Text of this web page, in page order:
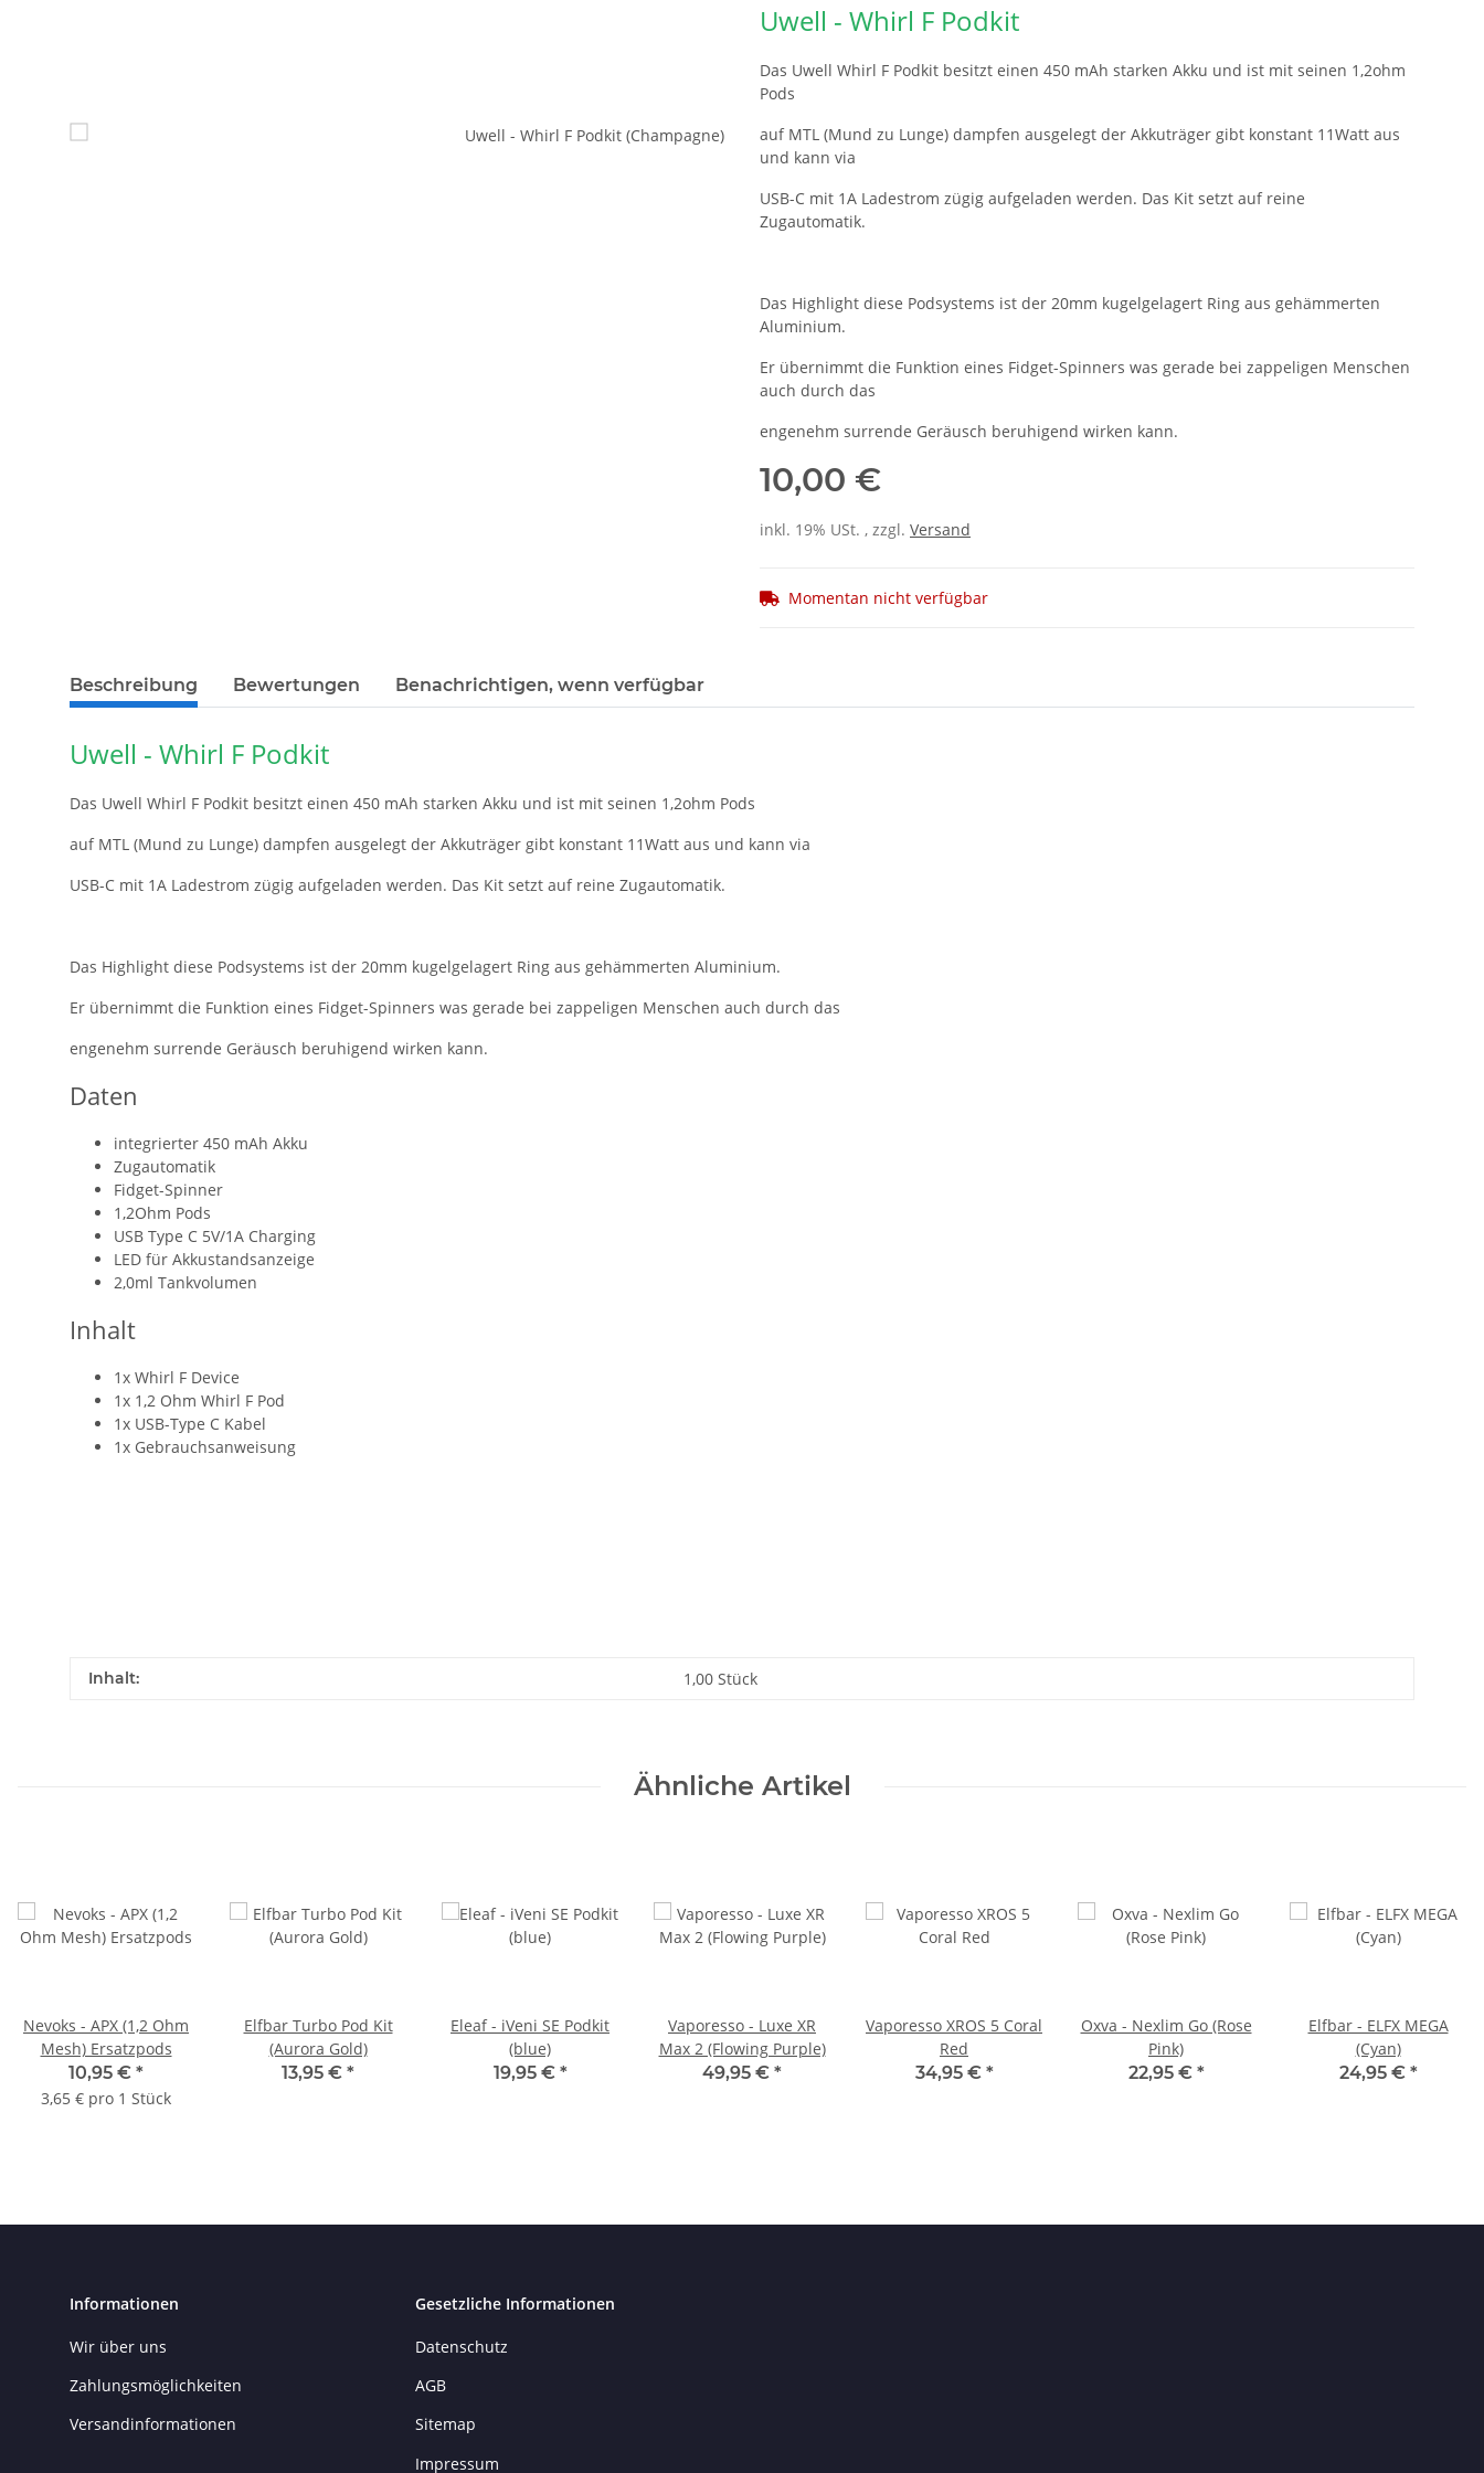
Uwell - Whirl F Podkit
Das Uwell Whirl F Podkit besitzt einen 450 mAh starken Akku und ist mit seinen 1,2ohm
Pods
auf MTL (Mund zu Lunge) dampfen ausgelegt der Akkuträger gibt konstant 11Watt aus
und kann via
USB-C mit 1A Ladestrom zügig aufgeladen werden. Das Kit setzt auf reine
Zugautomatik.
Das Highlight diese Podsystems ist der 20mm kugelgelagert Ring aus gehämmerten
Aluminium.
Er übernimmt die Funktion eines Fidget-Spinners was gerade bei zappeligen Menschen
auch durch das
engenehm surrende Geräusch beruhigend wirken kann.
10,00 €
inkl. 19% USt. , zzgl. Versand
Momentan nicht verfügbar
Beschreibung Bewertungen Benachrichtigen, wenn verfügbar
Uwell - Whirl F Podkit
Das Uwell Whirl F Podkit besitzt einen 450 mAh starken Akku und ist mit seinen 1,2ohm Pods
auf MTL (Mund zu Lunge) dampfen ausgelegt der Akkuträger gibt konstant 11Watt aus und kann via
USB-C mit 1A Ladestrom zügig aufgeladen werden. Das Kit setzt auf reine Zugautomatik.
Das Highlight diese Podsystems ist der 20mm kugelgelagert Ring aus gehämmerten Aluminium.
Er übernimmt die Funktion eines Fidget-Spinners was gerade bei zappeligen Menschen auch durch das
engenehm surrende Geräusch beruhigend wirken kann.
Daten
integrierter 450 mAh Akku
Zugautomatik
Fidget-Spinner
1,2Ohm Pods
USB Type C 5V/1A Charging
LED für Akkustandsanzeige
2,0ml Tankvolumen
Inhalt
1x Whirl F Device
1x 1,2 Ohm Whirl F Pod
1x USB-Type C Kabel
1x Gebrauchsanweisung
Inhalt: 1,00 Stück
Ähnliche Artikel
Nevoks - APX (1,2 Ohm
Mesh) Ersatzpods
10,95 € *
3,65 € pro 1 Stück
Elfbar Turbo Pod Kit
(Aurora Gold)
13,95 € *
Eleaf - iVeni SE Podkit
(blue)
19,95 € *
Vaporesso - Luxe XR
Max 2 (Flowing Purple)
49,95 € *
Vaporesso XROS 5 Coral
Red
34,95 € *
Oxva - Nexlim Go (Rose
Pink)
22,95 € *
Elfbar - ELFX MEGA
(Cyan)
24,95 € *
Informationen
Wir über uns
Zahlungsmöglichkeiten
Versandinformationen
Gesetzliche Informationen
Datenschutz
AGB
Sitemap
Impressum